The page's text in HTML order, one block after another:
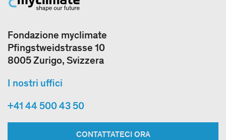
Fondazione myclimate
Pfingstweidstrasse 10
8005 Zurigo, Svizzera
I nostri uffici
+41 44 500 43 50
CONTATTATECI ORA